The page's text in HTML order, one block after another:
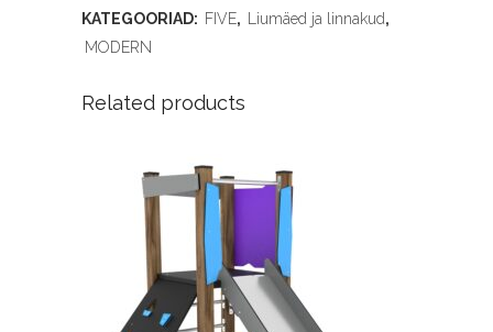
KATEGOORIAD: FIVE, Liumäed ja linnakud,
MODERN
Related products